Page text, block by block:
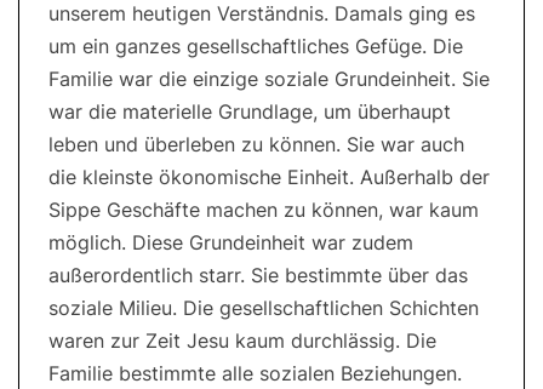
unserem heutigen Verständnis. Damals ging es
um ein ganzes gesellschaftliches Gefüge. Die
Familie war die einzige soziale Grundeinheit. Sie
war die materielle Grundlage, um überhaupt
leben und überleben zu können. Sie war auch
die kleinste ökonomische Einheit. Außerhalb der
Sippe Geschäfte machen zu können, war kaum
möglich. Diese Grundeinheit war zudem
außerordentlich starr. Sie bestimmte über das
soziale Milieu. Die gesellschaftlichen Schichten
waren zur Zeit Jesu kaum durchlässig. Die
Familie bestimmte alle sozialen Beziehungen.